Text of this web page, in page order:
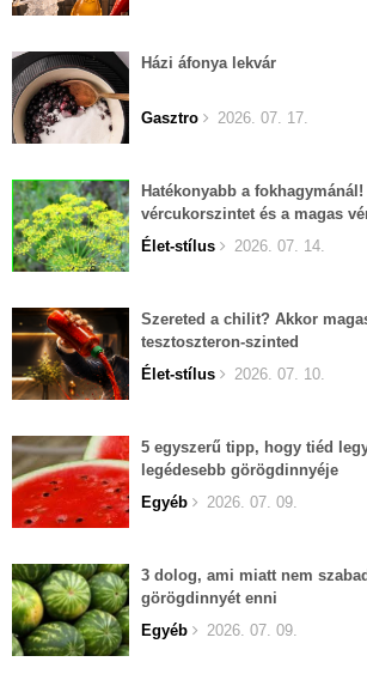
Házi áfonya lekvár
Gasztro 2026. 07. 17.
Hatékonyabb a
vércukorszintet és a magas
Élet-stílus
2026. 07. 14.
Szereted a chilit? Akkor
tesztoszteron-szinted
Élet-stílus
2026. 07. 10.
5 egyszerű tipp, hogy tiéd
legédesebb görögdinnyéje
Egyéb
2026. 07. 09.
3 dolog, ami miatt nem
görögdinnyét enni
Egyéb
2026. 07. 09.